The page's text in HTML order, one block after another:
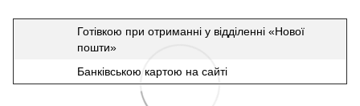
Готівкою при отриманні у відділенні «Нової
пошти»
Банківською картою на сайті